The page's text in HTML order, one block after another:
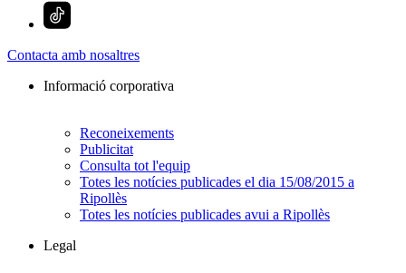
Contacta amb nosaltres
Informació corporativa
Reconeixements
Publicitat
Consulta tot l'equip
Totes les notícies publicades el dia 15/08/2015 a
Ripollès
Totes les notícies publicades avui a Ripollès
Legal